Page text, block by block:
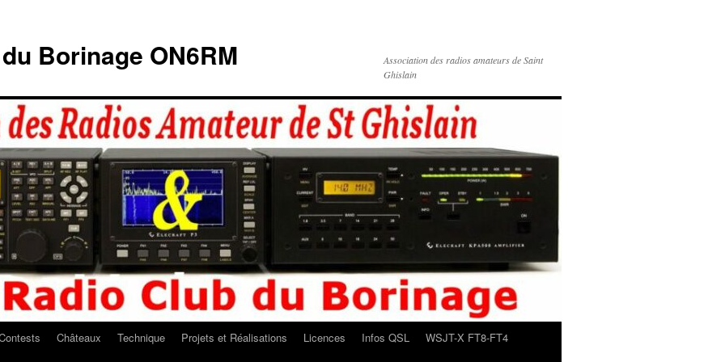
Borinage ON6RM
Association des radios amateurs de Saint
Ghislain
Châteaux Technique Projets et Réalisations Licences Infos QSL
WSJT-X FT8-FT4